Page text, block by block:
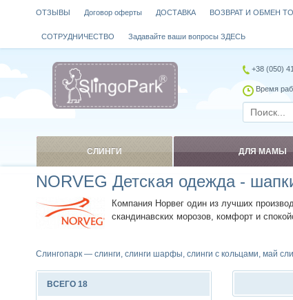
NORVEG Детская одежда -
Компания Норвег один из лучших
скандинавских морозов, комфорт и
Слингопарк — слинги, слинги шарфы, слинги с кольцами, май
ВСЕГО 18
ОТЗЫВЫ Договор оферты ДОСТАВКА ВОЗВРАТ И ОБМЕН
СОТРУДНИЧЕСТВО Задавайте ваши вопросы ЗДЕСЬ
+38 (050)
Время
СЛИНГИ ДЛЯ МАМЫ